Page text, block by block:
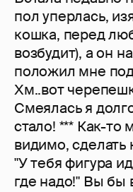
пол уперлась,
кошка, перед
возбудит), а он
положил мне
Хм..вот
Смеялась я
стало! *** Как-
видимо, сделать
"У тебя фигура
где надо!" Вы бы